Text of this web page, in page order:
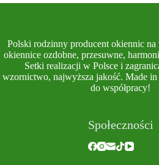
Polski rodzinny producent okiennic
okiennice ozdobne, przesuwne,
Setki realizacji w Polsce i
wzornictwo, najwyższa jakość. Made in
do współpracy!
Społeczności